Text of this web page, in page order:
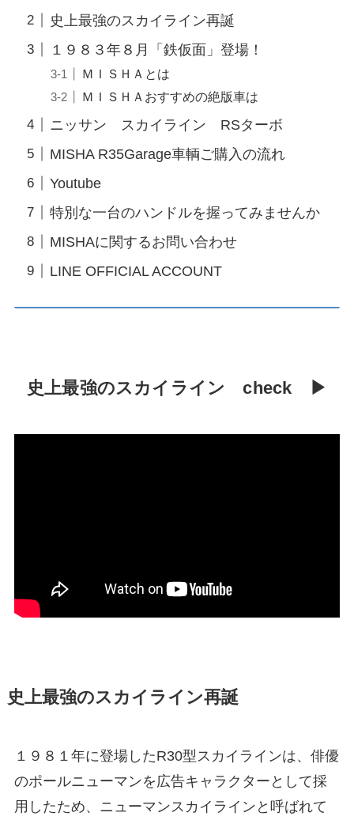
史上最強のスカイライン再誕
１９８３年８月「鉄仮面」登場！
ＭＩＳＨＡとは
ＭＩＳＨＡおすすめの絶版車は
ニッサン スカイライン RSターボ
MISHA R35Garage車輌ご購入の流れ
Youtube
特別な一台のハンドルを握ってみませんか
MISHAに関するお問い合わせ
LINE OFFICIAL ACCOUNT
史上最強のスカイライン check ▶
史上最強のスカイライン再誕
１９８１年に登場したR30型スカイラインは、俳優
のポールニューマンを広告キャラクターとして採
用したため、ニューマンスカイラインと呼ばれて